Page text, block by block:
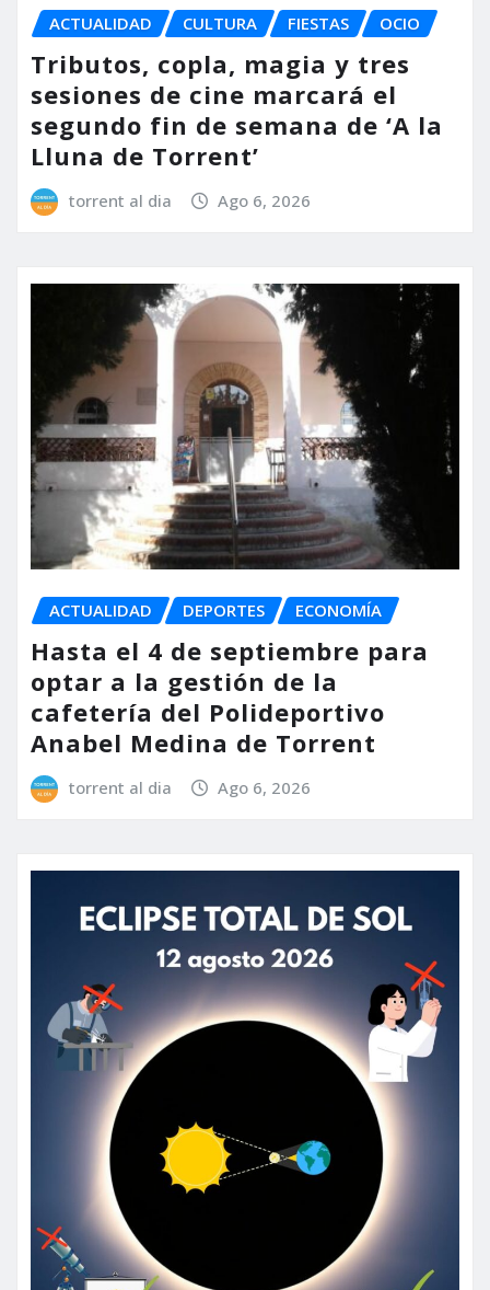
ACTUALIDAD CULTURA FIESTAS OCIO
Tributos, copla, magia y tres
sesiones de cine marcará el
segundo fin de semana de ‘A la
Lluna de Torrent’
torrent al dia Ago 6, 2026
ACTUALIDAD DEPORTES ECONOMÍA
Hasta el 4 de septiembre para
optar a la gestión de la
cafetería del Polideportivo
Anabel Medina de Torrent
torrent al dia Ago 6, 2026